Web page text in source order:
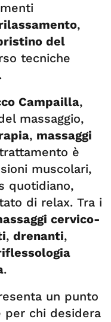
,
del
tecniche
Campailla,
massaggio,
, massaggi
è
muscolari,
quotidiano,
di relax. Tra i
cervico-
, drenanti,
.
un punto
per chi desidera